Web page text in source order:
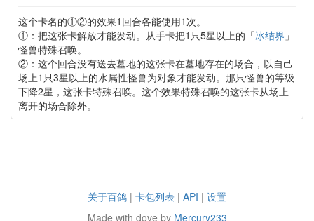
这个卡名的①②的效果1回合各能使用1次。
①：把这张卡解放才能发动。从手卡把1只5星以上的「冰结界 」
怪兽特殊召唤。
②：这个回合没有送去墓地的这张卡在墓地存在的场合，以自己
场上1只3星以上的水属性怪兽为对象才能发动。那只怪兽的等级
下降2星，这张卡特殊召唤。这个效果特殊召唤的这张卡从场上
离开的场合除外。
关于百鸽 | 卡包列表 | API | 设置
Made with dove by Mercury233